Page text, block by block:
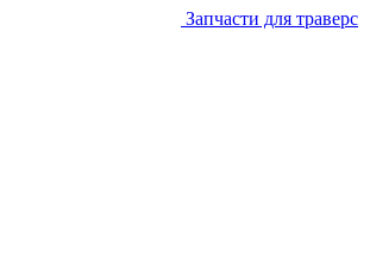
Запчасти для траверс